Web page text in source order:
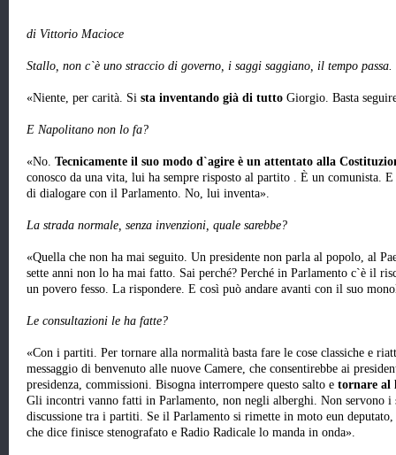
di Vittorio Macioce
Stallo, non c`è uno straccio di governo, i saggi saggiano, il tempo passa.
«Niente, per carità. Si sta inventando già di tutto Giorgio. Basta
E Napolitano non lo fa?
«No. Tecnicamente il suo modo d`agire è un attentato alla
conosco da una vita, lui ha sempre risposto al partito . È un comunista.
di dialogare con il Parlamento. No, lui inventa».
La strada normale, senza invenzioni, quale sarebbe?
«Quella che non ha mai seguito. Un presidente non parla al popolo, al
sette anni non lo ha mai fatto. Sai perché? Perché in Parlamento c`è il
un povero fesso. La rispondere. E così può andare avanti con il suo
Le consultazioni le ha fatte?
«Con i partiti. Per tornare alla normalità basta fare le cose classiche e
messaggio di benvenuto alle nuove Camere, che consentirebbe ai
presidenza, commissioni. Bisogna interrompere questo salto e tornare al
Gli incontri vanno fatti in Parlamento, non negli alberghi. Non servono
discussione tra i partiti. Se il Parlamento si rimette in moto eun
che dice finisce stenografato e Radio Radicale lo manda in onda».